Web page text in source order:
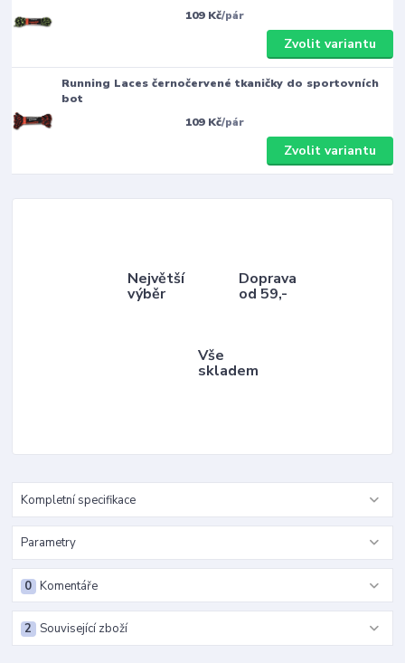
109 Kč/pár
Zvolit variantu
Running Laces černočervené tkaničky do sportovních
bot
109 Kč/pár
Zvolit variantu
Největší
výběr
Doprava
od 59,-
Vše
skladem
Kompletní specifikace
Parametry
Komentáře
0
Související zboží
2